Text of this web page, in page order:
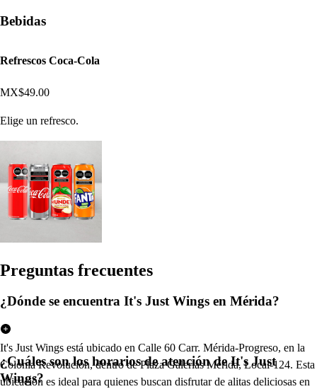
Bebidas
Refrescos Coca-Cola
MX$49.00
Elige un refresco.
Preguntas frecuentes
¿Dónde se encuentra It's Just Wings en Mérida?
It's Just Wings está ubicado en Calle 60 Carr. Mérida-Progreso, en la
Colonia Revolución, dentro de Plaza Galerías Mérida, Local-124. Esta
ubicación es ideal para quienes buscan disfrutar de alitas deliciosas en
¿Cuáles son los horarios de atención de It's Just
Wings?